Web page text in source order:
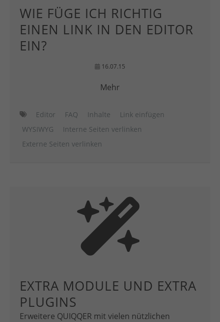
WIE FÜGE ICH RICHTIG
EINEN LINK IN DEN EDITOR
EIN?
16.07.15
Mehr
Editor FAQ Inhalte
Link einfügen
WYSIWYG
Interne Seiten verlinken
Externe Seiten verlinken
EXTRA MODULE UND EXTRA
PLUGINS
Erweitere QUIQQER mit vielen nützlichen